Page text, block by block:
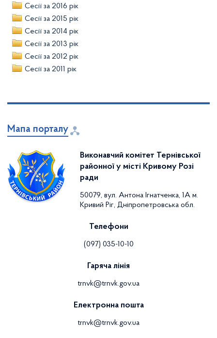
Сесії за 2016 рік
Сесії за 2015 рік
Сесії за 2014 рік
Сесії за 2013 рік
Сесії за 2012 рік
Сесії за 2011 рік
Мапа порталу
Виконавчий комітет Тернівської
районної у місті Кривому Розі
ради
50079, вул. Антона Ігнатченка, 1А м.
Кривий Ріг, Дніпропетровська обл.
Телефони
(097) 035-10-10
Гаряча лінія
trnvk@trnvk.gov.ua
Електронна пошта
trnvk@trnvk.gov.ua